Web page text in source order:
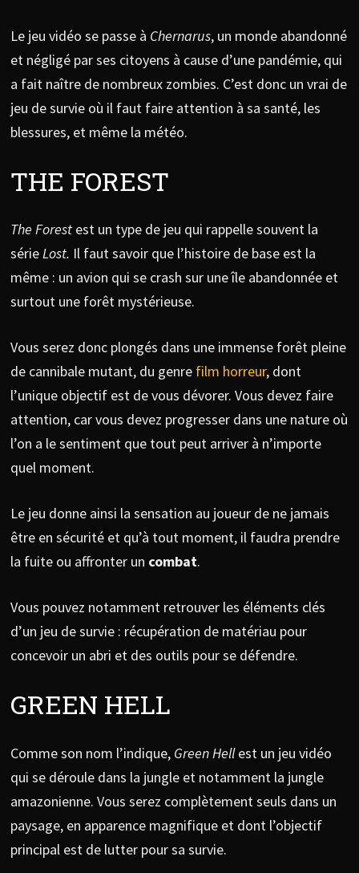
Le jeu vidéo se passe à Chernarus, un monde abandonné
et négligé par ses citoyens à cause d’une pandémie, qui
a fait naître de nombreux zombies. C’est donc un vrai de
jeu de survie où il faut faire attention à sa santé, les
blessures, et même la météo.
THE FOREST
The Forestest un type de jeu qui rappelle souvent la
sérieLost. Il faut savoir que l’histoire de base est la
même : un avion qui se crash sur une île abandonnée et
surtout une forêt mystérieuse.
Vous serez donc plongés dans une immense forêt pleine
de cannibale mutant, du genre film horreur, dont
l’unique objectif est de vous dévorer. Vous devez faire
attention, car vous devez progresser dans une nature où
l’on a le sentiment que tout peut arriver à n’importe
quel moment.
Le jeu donne ainsi la sensation au joueur de ne jamais
être en sécurité et qu’à tout moment, il faudra prendre
la fuite ou affronter un combat.
Vous pouvez notamment retrouver les éléments clés
d’un jeu de survie : récupération de matériau pour
concevoir un abri et des outils pour se défendre.
GREEN HELL
Comme son nom l’indique, Green Hellest un jeu vidéo
qui se déroule dans la jungle et notamment la jungle
amazonienne. Vous serez complètement seuls dans un
paysage, en apparence magnifique et dont l’objectif
principal est de lutter pour sa survie.